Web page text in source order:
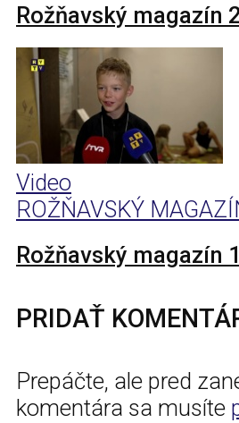
Rožňavský magazín
Video
ROŽŇAVSKÝ
Rožňavský magazín
PRIDAŤ
Prepáčte, ale pred
komentára sa musíte